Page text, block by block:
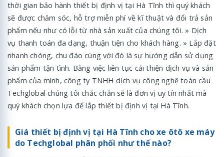
thời gian bảo hành thiết bị định vị tại Hà Tĩnh thì quý khách
sẽ được chăm sóc, hỗ trợ miễn phí về kĩ thuật và đổi trả sản
phẩm nếu như có lỗi từ nhà sản xuất của chúng tôi. » Dịch
vụ thanh toán đa dạng, thuận tiện cho khách hàng. » Lắp đặt
nhanh chóng, chu đáo cùng với đó là sự hướng dẫn sử dụng
sản phẩm tận tình. Bằng việc liên tục cải thiện dịch vụ và sản
phẩm của mình, công ty TNHH dịch vụ công nghệ toàn cầu
Techglobal chúng tôi chắc chắn sẽ là đơn vị uy tín nhất mà
quý khách chọn lựa để lắp thiết bị định vị tại Hà Tĩnh.
Giá thiết bị định vị tại Hà Tĩnh cho xe ôtô xe máy
do Techglobal phân phối như thế nào?